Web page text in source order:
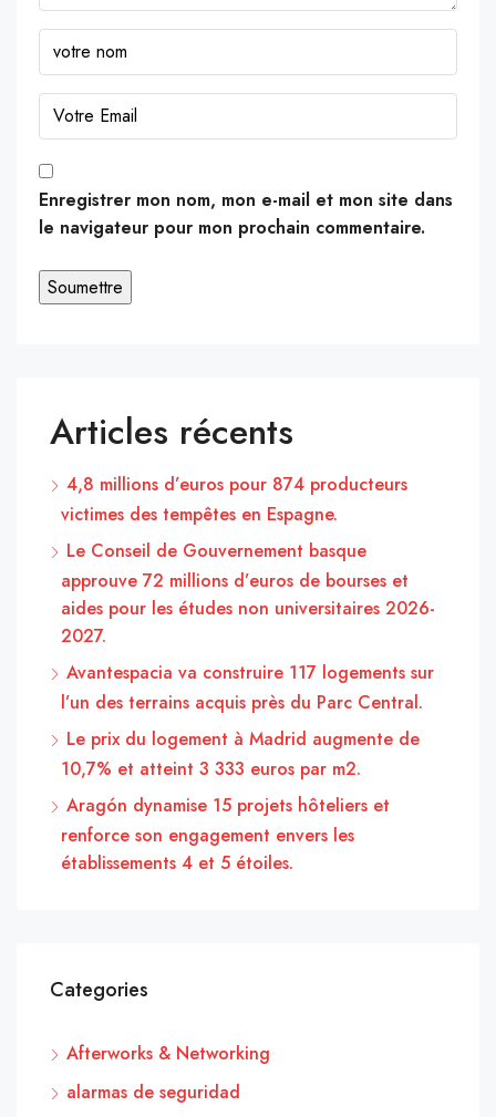
Enregistrer mon nom, mon e-mail et mon site dans
le navigateur pour mon prochain commentaire.
Articles récents
4,8 millions d’euros pour 874 producteurs
victimes des tempêtes en Espagne.
Le Conseil de Gouvernement basque
approuve 72 millions d’euros de bourses et
aides pour les études non universitaires 2026-
2027.
Avantespacia va construire 117 logements sur
l’un des terrains acquis près du Parc Central.
Le prix du logement à Madrid augmente de
10,7% et atteint 3 333 euros par m2.
Aragón dynamise 15 projets hôteliers et
renforce son engagement envers les
établissements 4 et 5 étoiles.
Categories
Afterworks & Networking
alarmas de seguridad